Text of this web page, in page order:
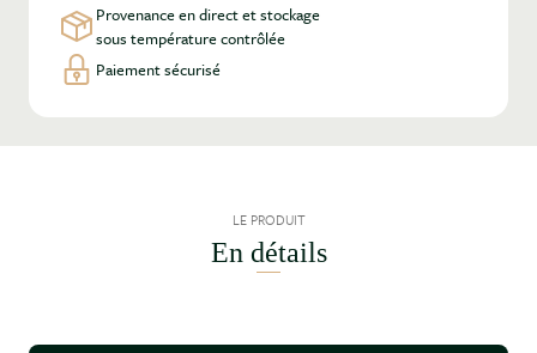
Provenance en direct et stockage
sous température contrôlée
Paiement sécurisé
LE PRODUIT
En détails